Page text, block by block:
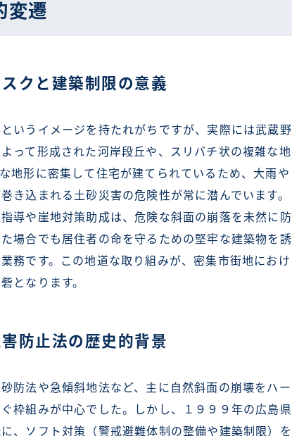
変遷
クと建築制限の意義
いうイメージを持たれがちですが、実際には武蔵野
って形成された河岸段丘や、スリバチ状の複雑な地
地形に密集して住宅が建てられているため、大雨や
き込まれる土砂災害の危険性が常に潜んでいます。
導や崖地対策助成は、危険な斜面の崩落を未然に防
場合でも居住者の命を守るための堅牢な建築物を誘
務です。この地道な取り組みが、密集市街地におけ
となります。
防止法の歴史的背景
防法や急傾斜地法など、主に自然斜面の崩壊をハー
枠組みが中心でした。しかし、１９９９年の広島県
、ソフト対策（警戒避難体制の整備や建築制限）を